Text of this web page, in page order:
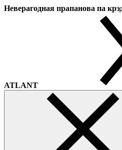
Неверагодная прапанова па
ATLANT